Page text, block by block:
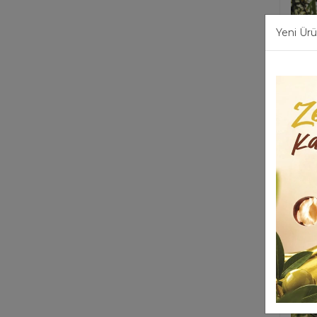
800
Yeni